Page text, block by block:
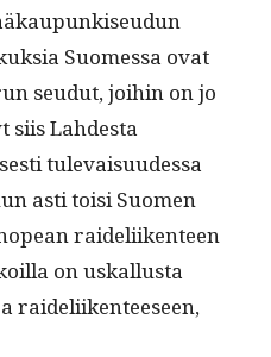
Suomes­sa ovat
seudut, joi­hin on jo
siis Lahdes­ta
tule­vaisu­udessa
asti toisi Suomen
raideli­iken­teen
on uskallus­ta
raideli­iken­teeseen,